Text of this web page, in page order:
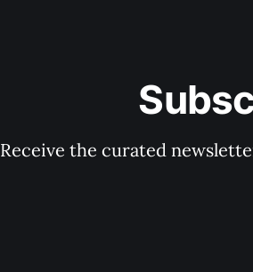
Receive the curated